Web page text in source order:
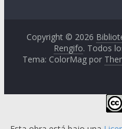
Copyright © 2026
Rengifo. Todos
Tema: ColorMag por